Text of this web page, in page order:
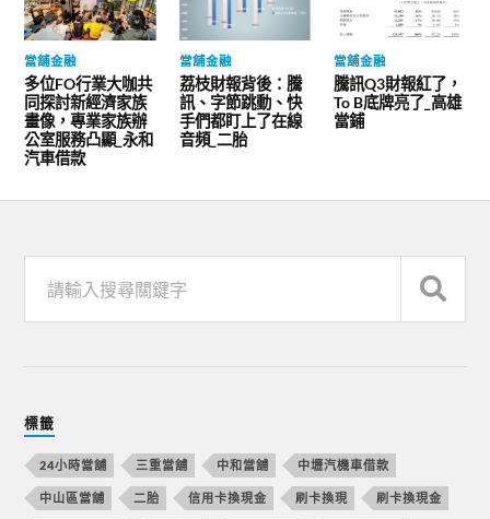
當舖金融
多位FO行業大咖共
同探討新經濟家族
畫像，專業家族辦
公室服務凸顯_永和
汽車借款
當舖金融
荔枝財報背後：騰
訊、字節跳動、快
手們都盯上了在線
音頻_二胎
當舖金融
騰訊Q3財報紅了，
To B底牌亮了_高雄
當鋪
標籤
24小時當舖 三重當舖 中和當舖 中壢汽機車借款
中山區當舖 二胎 信用卡換現金 刷卡換現 刷卡換現金